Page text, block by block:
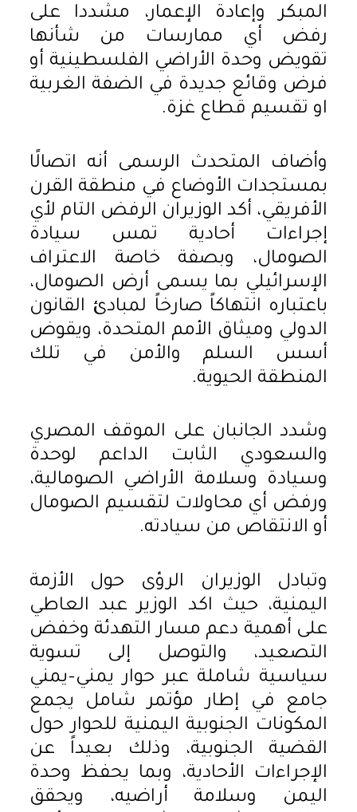
المبكر وإعادة الإعمار، مشددا على
رفض أي ممارسات من شأنها
تقويض وحدة الأراضي الفلسطينية أو
فرض وقائع جديدة في الضفة الغربية
او تقسيم قطاع غزة.
وأضاف المتحدث الرسمى أنه اتصالًا
بمستجدات الأوضاع في منطقة القرن
الأفريقي، أكد الوزيران الرفض التام لأي
إجراءات أحادية تمس سيادة
الصومال، وبصفة خاصة الاعتراف
الإسرائيلي بما يسمى أرض الصومال،
باعتباره انتهاكاً صارخاً لمبادئ القانون
الدولي وميثاق الأمم المتحدة، ويقوض
أسس السلم والأمن في تلك
المنطقة الحيوية.
وشدد الجانبان على الموقف المصري
والسعودي الثابت الداعم لوحدة
وسيادة وسلامة الأراضي الصومالية،
ورفض أي محاولات لتقسيم الصومال
أو الانتقاص من سيادته.
وتبادل الوزيران الرؤى حول الأزمة
اليمنية، حيث اكد الوزير عبد العاطي
على أهمية دعم مسار التهدئة وخفض
التصعيد، والتوصل إلى تسوية
سياسية شاملة عبر حوار يمني–يمني
جامع في إطار مؤتمر شامل يجمع
المكونات الجنوبية اليمنية للحوار حول
القضية الجنوبية، وذلك بعيداً عن
الإجراءات الأحادية، وبما يحفظ وحدة
اليمن وسلامة أراضيه، ويحقق